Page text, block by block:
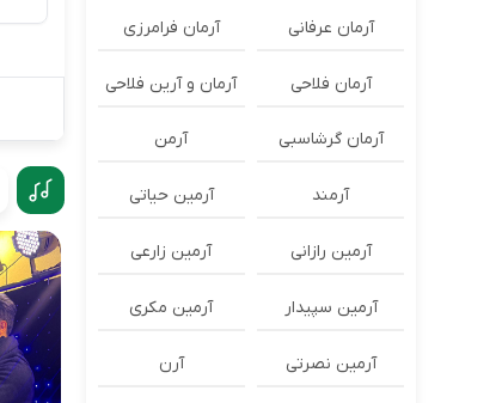
آرمان عرفانی آرمان فرامرزی
آرمان فلاحی آرمان و آرین فلاحی
آرمان گرشاسبی آرمن
آرمند آرمین حیاتی
آرمین رازانی آرمین زارعی
آرمین سپیدار آرمین مکری
آرمین نصرتی آرن